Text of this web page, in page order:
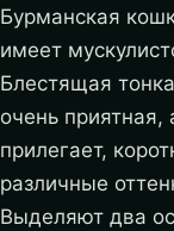
Бурманская
имеет
Блестящая
очень приятная,
прилегает,
различные
Выделяют два